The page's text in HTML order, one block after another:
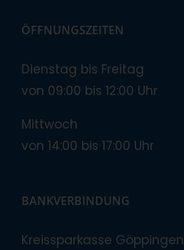
ÖFFNUNGSZEITEN
Dienstag bis Freitag
von 09:00 bis 12:00 Uhr
Mittwoch
von 14:00 bis 17:00 Uhr
BANKVERBINDUNG
Kreissparkasse Göppingen